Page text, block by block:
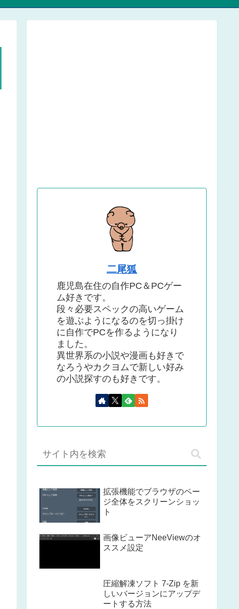
二尾狐
鹿児島在住の自作PC＆PCゲー
ム好きです。
段々必要スペックの高いゲーム
を遊ぶようになるのを切っ掛け
に自作でPCを作るようになり
ました。
異世界系の小説や漫画も好きで
なろうやカクヨムで新しい好み
の小説探すのも好きです。
拡張機能でブラウザのペー
ジ全体をスクリーンショッ
ト
画像ビューアNeeViewのオ
ススメ設定
圧縮解凍ソフト 7-Zip を新
しいバージョンにアップデ
ートする方法